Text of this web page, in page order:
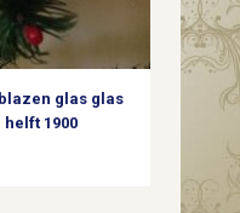
glas glas
1900